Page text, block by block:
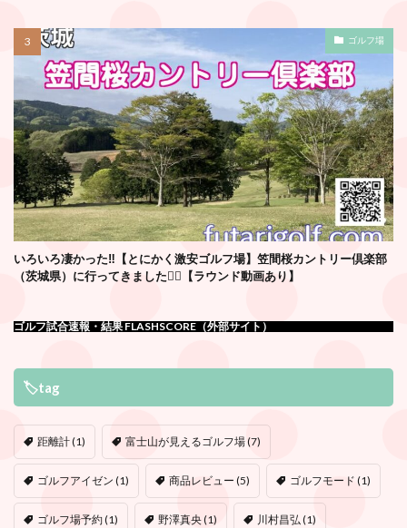
ゴルフ場
いろいろ凄かった‼️【とにかく激安ゴルフ場】笠間桜カントリー倶楽部
（茨城県）に行ってきました🏌️‍♂️【ラウンド動画あり】
ゴルフ試合速報・結果 FLASHSCORE（外部サイト）
🏷tag
距離計(1) 富士山が見えるゴルフ場(7)
ゴルフアイゼン (1) 商品レビュー (5) ゴルフモード (1)
ゴルフ場予約(1) 野澤真央(1) 川村昌弘 (1)